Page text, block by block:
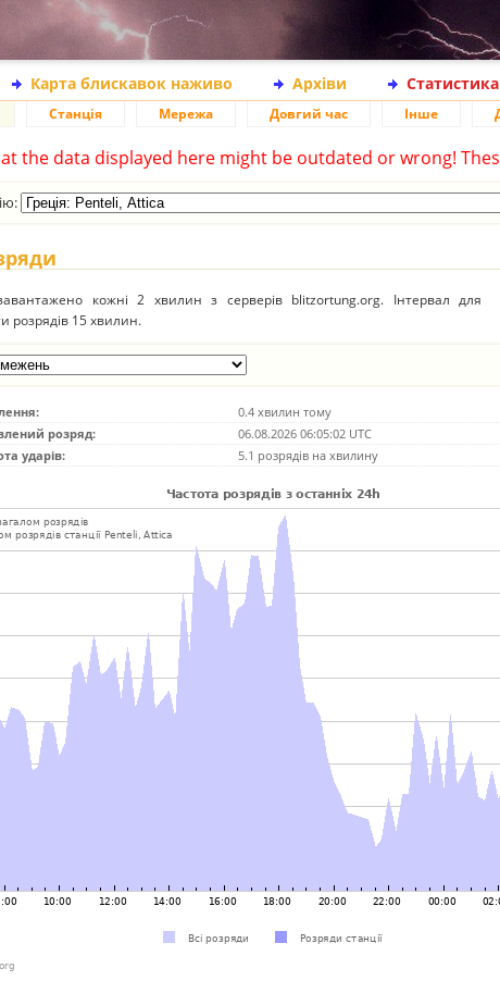
Карта блискавок наживо Архіви Статистика
Станція Мережа Довгий час Інше
the data displayed here might be outdated or wrong!
кожні 2 хвилин з серверів blitzortung.org. Інтервал для
розрядів 15 хвилин.
0.4 хвилин тому
розряд:
06.08.2026 06:05:02 UTC
ударів:
5.1 розрядів на хвилину